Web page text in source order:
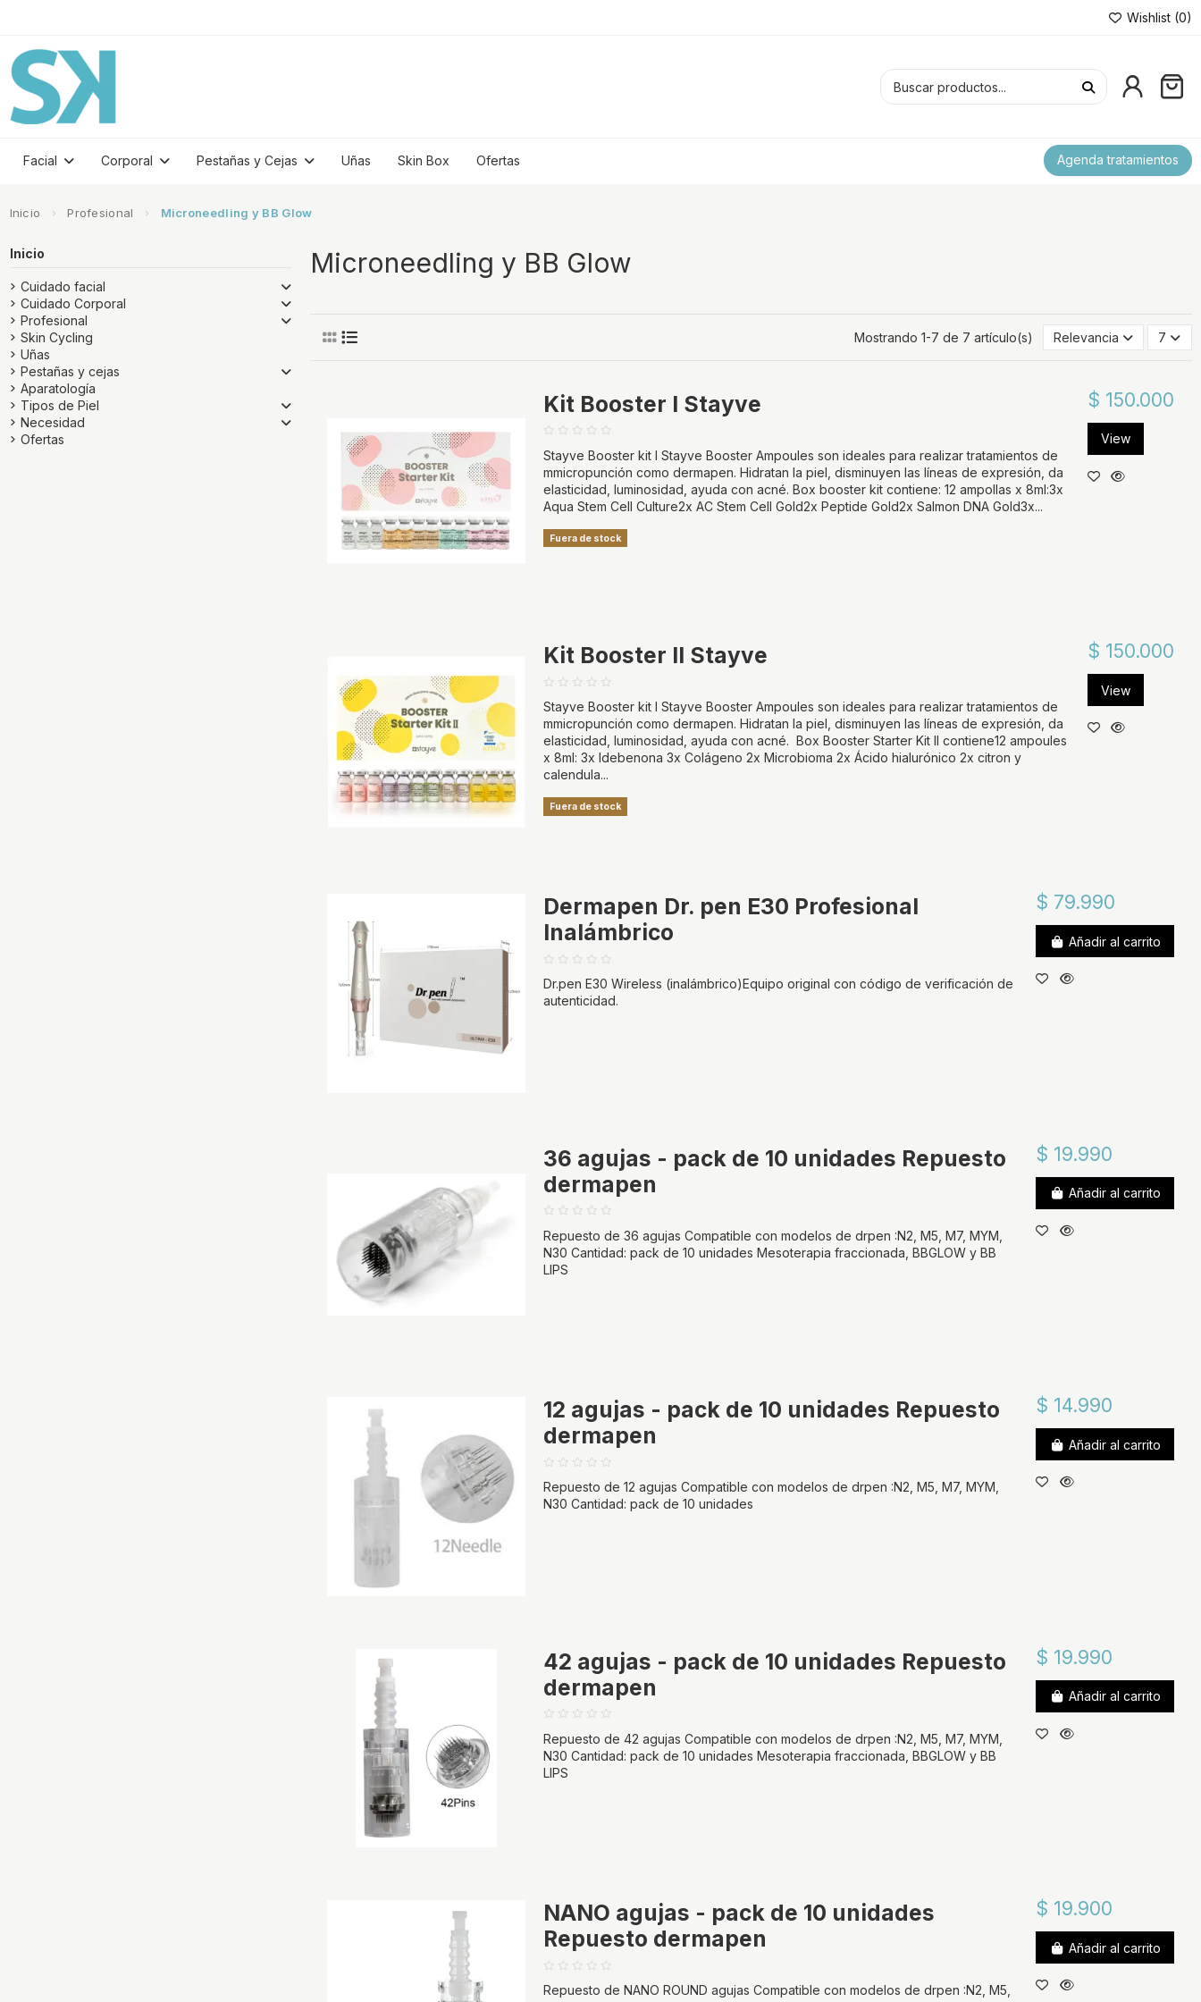
Wishlist (0)
Facial Corporal Pestañas y Cejas Uñas Skin Box Ofertas Agenda tratamientos
Inicio Profesional Microneedling y BB Glow
Microneedling y BB Glow
Mostrando 1-7 de 7 artículo(s) Relevancia 7
Kit Booster I Stayve
Stayve Booster kit I Stayve Booster Ampoules son ideales para realizar tratamientos de
mmicropunción como dermapen. Hidratan la piel, disminuyen las líneas de expresión, da
elasticidad, luminosidad, ayuda con acné. Box booster kit contiene: 12 ampollas x 8ml:3x
Aqua Stem Cell Culture2x AC Stem Cell Gold2x Peptide Gold2x Salmon DNA Gold3x...
Fuera de stock
$ 150.000
View
Kit Booster II Stayve
Stayve Booster kit I Stayve Booster Ampoules son ideales para realizar tratamientos de
mmicropunción como dermapen. Hidratan la piel, disminuyen las líneas de expresión, da
elasticidad, luminosidad, ayuda con acné. Box Booster Starter Kit II contiene12 ampoules
x 8ml: 3x Idebenona 3x Colágeno 2x Microbioma 2x Ácido hialurónico 2x citron y
calendula...
Fuera de stock
$ 150.000
View
Dermapen Dr. pen E30 Profesional
Inalámbrico
Dr.pen E30 Wireless (inalámbrico)Equipo original con código de verificación de
autenticidad.
$ 79.990
Añadir al carrito
36 agujas - pack de 10 unidades Repuesto
dermapen
Repuesto de 36 agujas Compatible con modelos de drpen :N2, M5, M7, MYM,
N30 Cantidad: pack de 10 unidades Mesoterapia fraccionada, BBGLOW y BB
LIPS
$ 19.990
Añadir al carrito
12 agujas - pack de 10 unidades Repuesto
dermapen
Repuesto de 12 agujas Compatible con modelos de drpen :N2, M5, M7, MYM,
N30 Cantidad: pack de 10 unidades
$ 14.990
Añadir al carrito
42 agujas - pack de 10 unidades Repuesto
dermapen
Repuesto de 42 agujas Compatible con modelos de drpen :N2, M5, M7, MYM,
N30 Cantidad: pack de 10 unidades Mesoterapia fraccionada, BBGLOW y BB
LIPS
$ 19.990
Añadir al carrito
NANO agujas - pack de 10 unidades
Repuesto dermapen
Repuesto de NANO ROUND agujas Compatible con modelos de drpen :N2, M5,
$ 19.900
Añadir al carrito
Inicio
Cuidado facial
Cuidado Corporal
Profesional
Skin Cycling
Uñas
Pestañas y cejas
Aparatología
Tipos de Piel
Necesidad
Ofertas